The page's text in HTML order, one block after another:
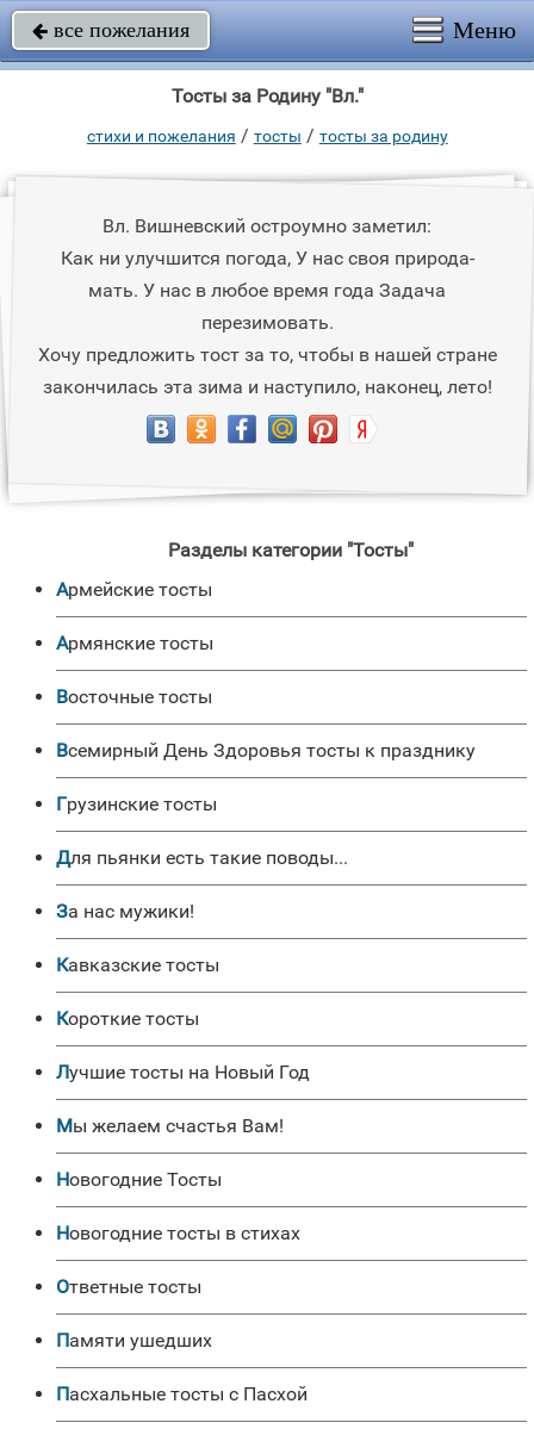
 все пожелания Меню
Тосты за Родину "Вл."
стихи и пожелания / тосты / тосты за родину
Вл. Вишневский остроумно заметил:
Как ни улучшится погода, У нас своя природа-
мать. У нас в любое время года Задача
перезимовать.
Хочу предложить тост за то, чтобы в нашей стране
закончилась эта зима и наступило, наконец, лето!
Разделы категории "Тосты"
Армейские тосты
Армянские тосты
Восточные тосты
Всемирный День Здоровья тосты к празднику
Грузинские тосты
Для пьянки есть такие поводы...
За нас мужики!
Кавказские тосты
Короткие тосты
Лучшие тосты на Новый Год
Мы желаем счастья Вам!
Новогодние Тосты
Новогодние тосты в стихах
Ответные тосты
Памяти ушедших
Пасхальные тосты с Пасхой